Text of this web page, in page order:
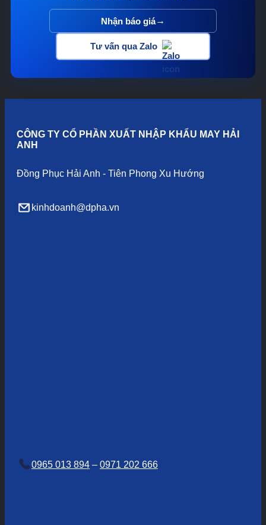
Nhận báo giá→
Tư vấn qua Zalo
CÔNG TY CỔ PHẦN XUẤT NHẬP KHẨU MAY HẢI
ANH
Đồng Phục Hải Anh - Tiên Phong Xu Hướng
kinhdoanh@dpha.vn
0965 013 894 – 0971 202 666